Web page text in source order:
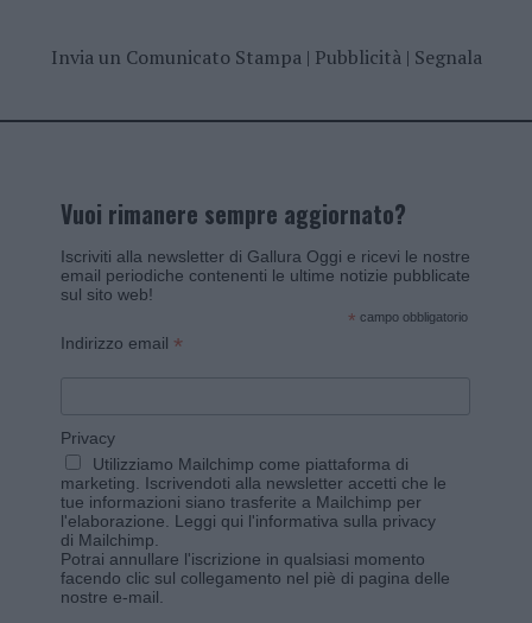
Invia un Comunicato Stampa| Pubblicità| Segnala
Vuoi rimanere sempre aggiornato?
Iscriviti alla newsletter di Gallura Oggi e ricevi le nostre
email periodiche contenenti le ultime notizie pubblicate
sul sito web!
* campo obbligatorio
Indirizzo email *
Privacy
Utilizziamo Mailchimp come piattaforma di
marketing. Iscrivendoti alla newsletter accetti che le
tue informazioni siano trasferite a Mailchimp per
l'elaborazione. Leggi qui l'informativa sulla privacy
di Mailchimp
Potrai annullare l'iscrizione in qualsiasi momento
facendo clic sul collegamento nel piè di pagina delle
nostre e-mail.